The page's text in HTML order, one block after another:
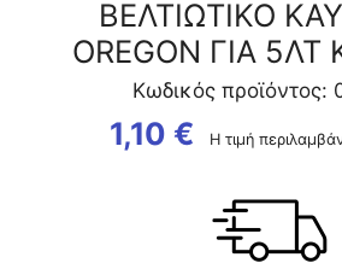
ΒΕΛΤΙΩΤΙΚΟ
OREGON ΓΙΑ
Κωδικός προϊόντος:
1,10 € Η τιμή